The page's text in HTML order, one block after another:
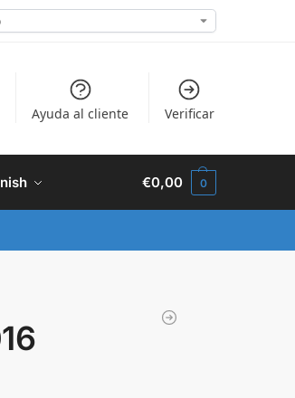
Ayuda al cliente Verificar
€0,00 0